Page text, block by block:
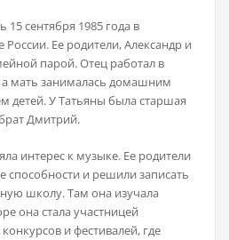
15 сентября 1985 года в
Ее родители, Александр и
парой. Отец работал в
мать занималась домашним
детей. У Татьяны была старшая
Дмитрий.
интерес к музыке. Ее родители
способности и решили записать
школу. Там она изучала
она стала участницей
и фестивалей, где